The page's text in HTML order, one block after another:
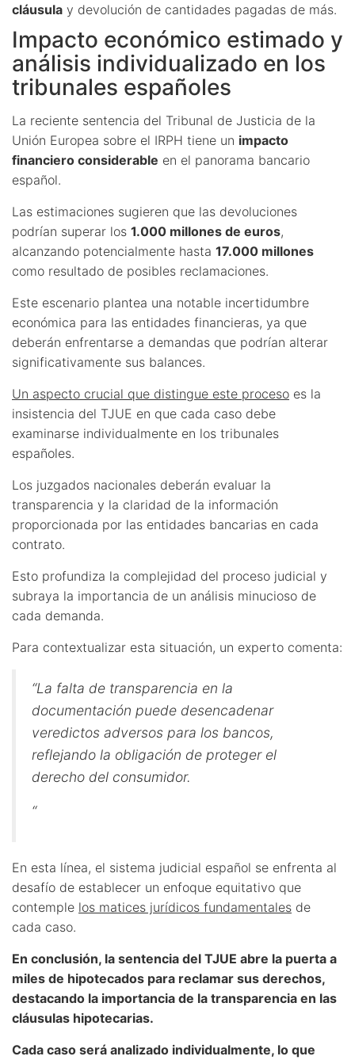
cláusula y devolución de cantidades pagadas de más.
Impacto económico estimado y
análisis individualizado en los
tribunales españoles
La reciente sentencia del Tribunal de Justicia de la
Unión Europea sobre el IRPH tiene un impacto
financiero considerable en el panorama bancario
español.
Las estimaciones sugieren que las devoluciones
podrían superar los 1.000 millones de euros,
alcanzando potencialmente hasta 17.000 millones
como resultado de posibles reclamaciones.
Este escenario plantea una notable incertidumbre
económica para las entidades financieras, ya que
deberán enfrentarse a demandas que podrían alterar
significativamente sus balances.
Un aspecto crucial que distingue este proceso es la
insistencia del TJUE en que cada caso debe
examinarse individualmente en los tribunales
españoles.
Los juzgados nacionales deberán evaluar la
transparencia y la claridad de la información
proporcionada por las entidades bancarias en cada
contrato.
Esto profundiza la complejidad del proceso judicial y
subraya la importancia de un análisis minucioso de
cada demanda.
Para contextualizar esta situación, un experto comenta:
“La falta de transparencia en la
documentación puede desencadenar
veredictos adversos para los bancos,
reflejando la obligación de proteger el
derecho del consumidor.
“
En esta línea, el sistema judicial español se enfrenta al
desafío de establecer un enfoque equitativo que
contemple los matices jurídicos fundamentales de
cada caso.
En conclusión, la sentencia del TJUE abre la puerta a
miles de hipotecados para reclamar sus derechos,
destacando la importancia de la transparencia en las
cláusulas hipotecarias.
Cada caso será analizado individualmente, lo que